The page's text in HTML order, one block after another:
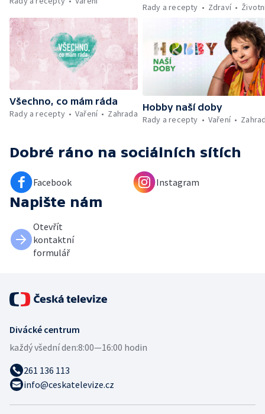
Umělecký festival Pohoda 2026 —
Vyhodnocení ankety + ČT tipy —
Vyhodnocení divácké soutěže — Práce
záchranářů v létě
Rady a recepty
Zdraví
Všechno, co mám ráda
Rady a recepty
Vaření Zahrada
Hobby naší doby
Rady a recepty
Vaření
Dobré ráno na sociálních sítích
Facebook Instagram
Napište nám
Otevřít
kontaktní
formulář
Divácké centrum
každý všední den:8:00—16:00 hodin
261 136 113
info@ceskatelevize.cz